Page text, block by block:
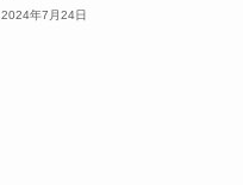
2024年7月24日